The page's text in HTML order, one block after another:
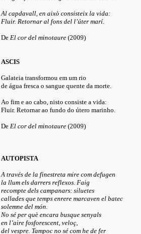
Al capdavall, en això consisteix la vida:
Fluir. Retornar al fons del l’úter marí.
De El cor del minotaure (2009)
ASCIS
Galateia transformou em um rio
de água fresca o sangue quente da morte.
Ao fim e ao cabo, nisto consiste a vida:
Fluir. Retornar ao fundo do útero marinho.
De El cor del minotaure (2009)
AUTOPISTA
A través de la finestreta mire com defugen
la llum els darrers reflexos. Faig
recompte dels campanars: siluetes
callades que temps enrere marcaven el batec
solemne del món.
No sé per què encara busque senyals
en l’aire fosforescent, veloç,
del vespre. Tampoc no sé com he de fer